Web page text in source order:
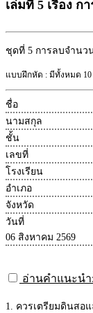
เล่มที่ 5 เรื่อง ก
ชุดที่ 5 การลบจำนว
แบบฝึกหัด : มีทั้งหมด 10
ชื่อ
นามสกุล
ชั้น
เลขที่
โรงเรียน
อำเภอ
จังหวัด
วันที่
06 สิงหาคม 2569
อ่านคำแนะนำ:
1. ควรเตรียมดินสอ